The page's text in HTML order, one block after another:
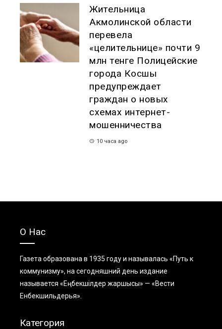
Жительница
Акмолинской области
перевела
«целительнице» почти 9
млн тенге Полицейские
города Косшы
предупреждает
граждан о новых
схемах интернет-
мошенничества
10 часа ago
О Нас
Газета образована в 1935 году и называлась «Путь к
коммунизму», на сегодняшний день издание
называется «Еңбекшiлдер жаршысы» — «Вести
Енбекшильдерья».
Категория